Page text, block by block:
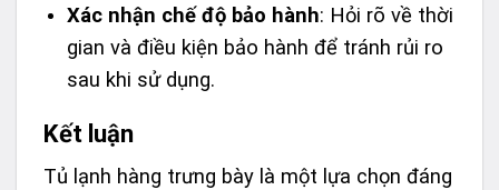
Xác nhận chế độ bảo hành: Hỏi rõ về thời
gian và điều kiện bảo hành để tránh rủi ro
sau khi sử dụng.
Kết luận
Tủ lạnh hàng trưng bày là một lựa chọn đáng